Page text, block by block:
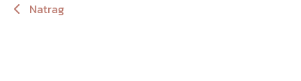
Natrag